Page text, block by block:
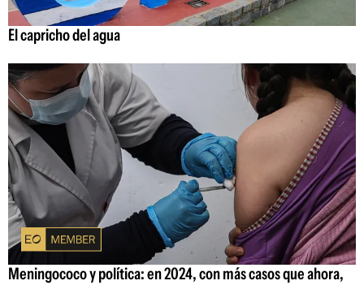
El capricho del agua
Meningococo y política: en 2024, con más casos que ahora,